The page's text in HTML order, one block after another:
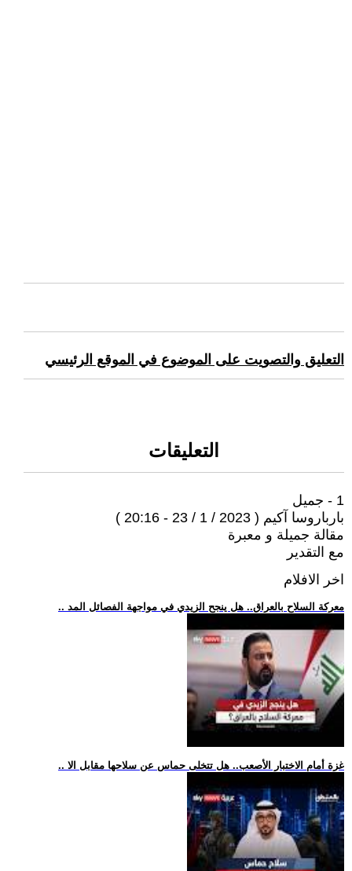
التعليق والتصويت على الموضوع في الموقع الرئيسي
التعليقات
1 - جميل
بارباروسا آكيم ( 2023 / 1 / 23 - 20:16 )
مقالة جميلة و معبرة
مع التقدير
اخر الافلام
.. معركة السلاح بالعراق.. هل ينجح الزيدي في مواجهة الفصائل المد
.. غزة أمام الاختبار الأصعب.. هل تتخلى حماس عن سلاحها مقابل الا